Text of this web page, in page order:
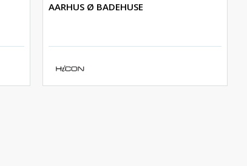
AARHUS Ø BADEHUSE